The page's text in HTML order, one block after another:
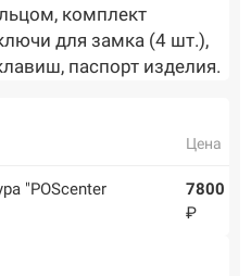
комплект
для замка (4 шт.),
паспорт изделия.
Цена
"POScenter
7800
₽